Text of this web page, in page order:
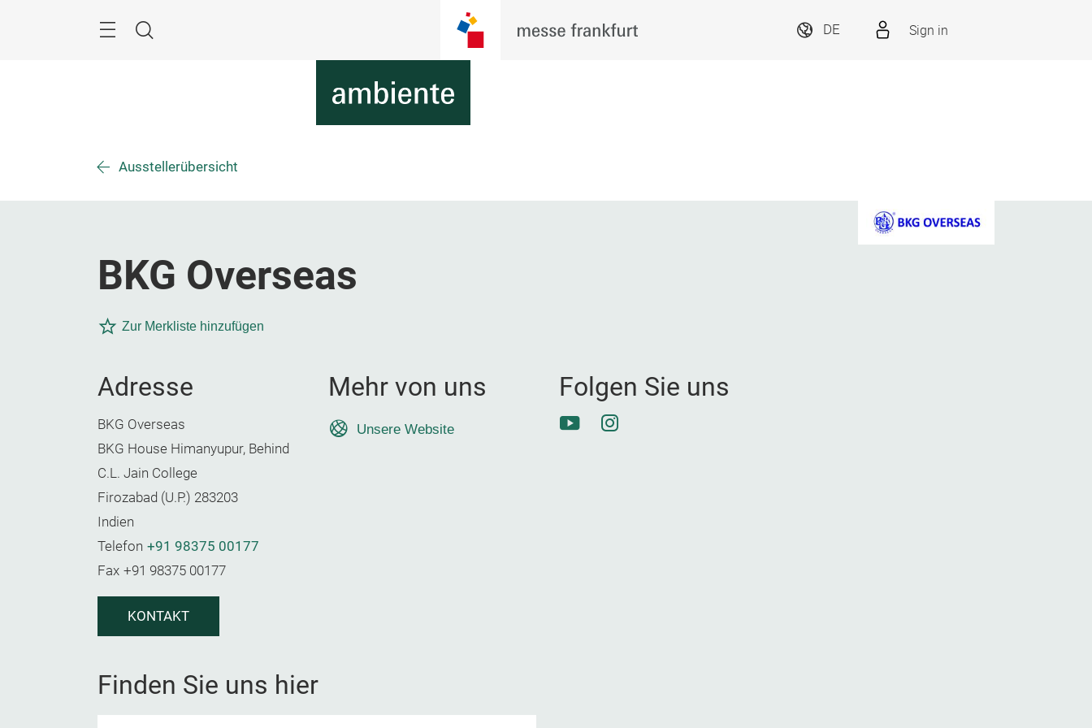
Suche
DE Sign in
Ausstellerübersicht
BKG Overseas
Zur Merkliste hinzufügen
Adresse
BKG Overseas
BKG House Himanyupur, Behind
C.L. Jain College
Firozabad (U.P.) 283203
Indien
Telefon +91 98375 00177
Fax +91 98375 00177
KONTAKT
Mehr von uns
Unsere Website
Folgen Sie uns
YouTubeInstagram
Finden Sie uns hier